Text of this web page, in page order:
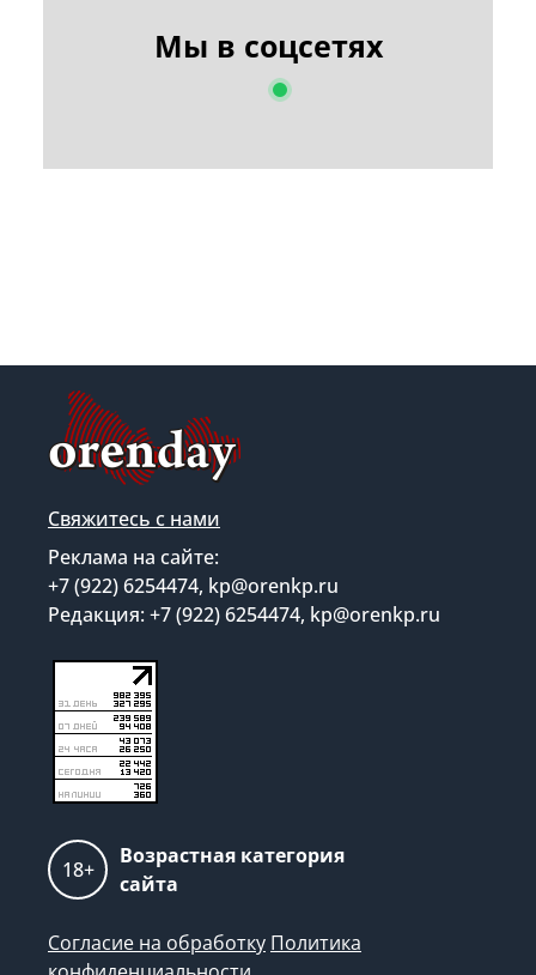
Мы в соцсетях
Свяжитесь с нами
Реклама на сайте:
+7 (922) 6254474, kp@orenkp.ru
Редакция: +7 (922) 6254474, kp@orenkp.ru